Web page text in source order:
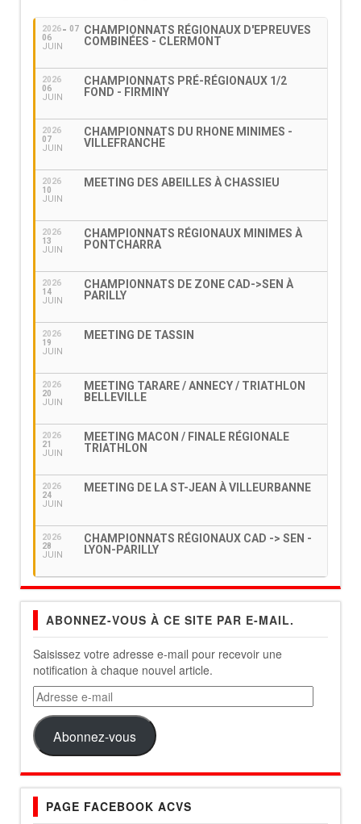
2026
06
JUIN
07
CHAMPIONNATS RÉGIONAUX D'EPREUVES
COMBINÉES - CLERMONT
2026
06
JUIN
CHAMPIONNATS PRÉ-RÉGIONAUX 1/2
FOND - FIRMINY
2026
07
JUIN
CHAMPIONNATS DU RHONE MINIMES -
VILLEFRANCHE
2026
10
JUIN
MEETING DES ABEILLES À CHASSIEU
2026
13
JUIN
CHAMPIONNATS RÉGIONAUX MINIMES À
PONTCHARRA
2026
14
JUIN
CHAMPIONNATS DE ZONE CAD->SEN À
PARILLY
2026
19
JUIN
MEETING DE TASSIN
2026
20
JUIN
MEETING TARARE / ANNECY / TRIATHLON
BELLEVILLE
2026
21
JUIN
MEETING MACON / FINALE RÉGIONALE
TRIATHLON
2026
24
JUIN
MEETING DE LA ST-JEAN À VILLEURBANNE
2026
28
JUIN
CHAMPIONNATS RÉGIONAUX CAD -> SEN -
LYON-PARILLY
ABONNEZ-VOUS À CE SITE PAR E-MAIL.
Saisissez votre adresse e-mail pour recevoir une
notification à chaque nouvel article.
Adresse
e-
mail
Abonnez-vous
PAGE FACEBOOK ACVS